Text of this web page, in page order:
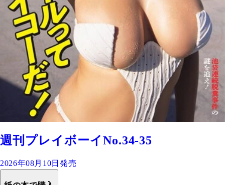
週刊プレイボーイNo.34-35
2026年08月10日発売